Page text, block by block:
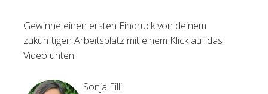
Gewinne einen ersten Eindruck von deinem
zukünftigen Arbeitsplatz mit einem Klick auf das
Video unten.
Sonja Filli